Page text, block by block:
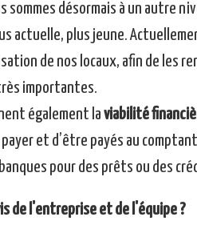
sommes désormais à un autre
actuelle, plus jeune.
de nos locaux, afin de les
importantes.
également la viabilité
et d’être payés au
pour des prêts ou des
de l'entreprise et de l'équipe ?